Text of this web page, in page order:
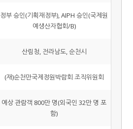
정부 승인(기획재정부), AIPH 승인(국제원
예생산자협회/B)
산림청, 전라남도, 순천시
(재)순천만국제정원박람회 조직위원회
예상 관람객 800만 명(외국인 32만 명 포
함)